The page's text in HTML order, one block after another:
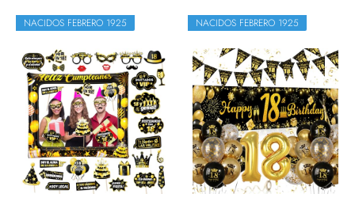
NACIDOS FEBRERO 1925 NACIDOS FEBRERO 1925